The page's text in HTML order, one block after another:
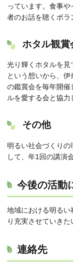
っています。食事
者のお話を聴くボラ
ホタル観賞
光り輝くホタルを見
という想いから、
の鑑賞会を毎年開催
ルを愛する会と協力
その他
明るい社会づくりの
して、年1回の講演
今後の活動
地域における明るい
り充実させていきた
連絡先